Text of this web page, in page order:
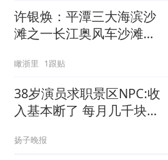
许银焕：平潭三大海滨沙
滩之一长江奥风车沙滩，
共同组成独特的海滨风
光，是观赏日落和“蓝眼
泪”奇观的知名景点
瞰浙里 1跟贴
38岁演员求职景区NPC:收
入基本断了 每月几千块都
扬子晚报